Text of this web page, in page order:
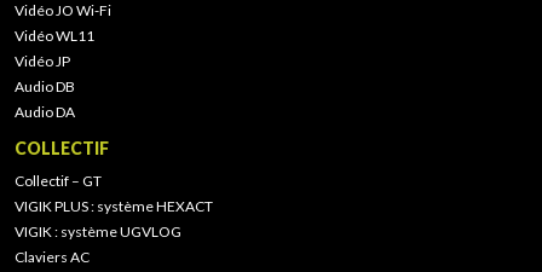
Vidéo JO Wi-Fi
Vidéo WL11
Vidéo JP
Audio DB
Audio DA
COLLECTIF
Collectif – GT
VIGIK PLUS : système HEXACT
VIGIK : système UGVLOG
Claviers AC